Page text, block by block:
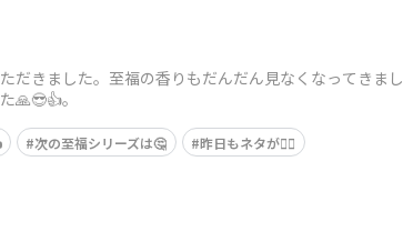
だきました。至福の香りもだんだん見なくなってきまし
🙏😎👍。
次の至福シリーズは🤔
昨日もネタが😮‍💨